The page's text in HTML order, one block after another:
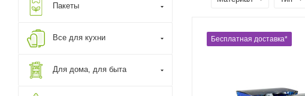
Бесплатная доставка*
Пакеты
Все для кухни
Для дома, для быта